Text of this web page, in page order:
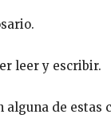
leer y escribir.
de estas